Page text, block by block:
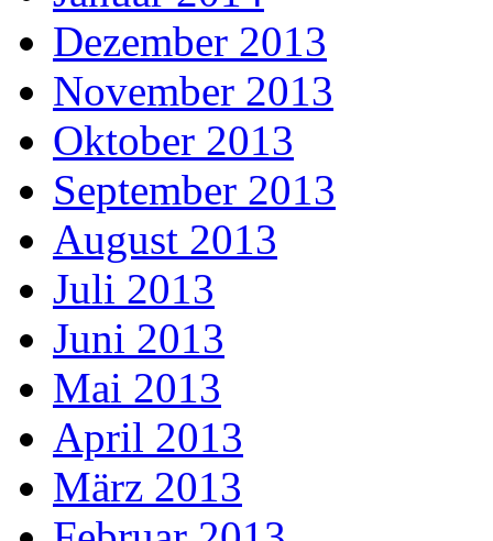
Dezember 2013
November 2013
Oktober 2013
September 2013
August 2013
Juli 2013
Juni 2013
Mai 2013
April 2013
März 2013